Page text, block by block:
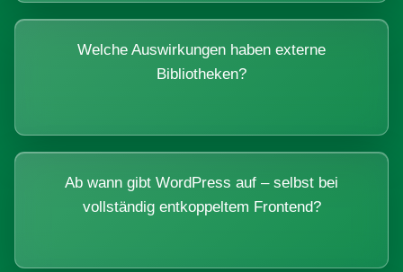
Welche Auswirkungen haben externe
Bibliotheken?
Ab wann gibt WordPress auf – selbst bei
vollständig entkoppeltem Frontend?